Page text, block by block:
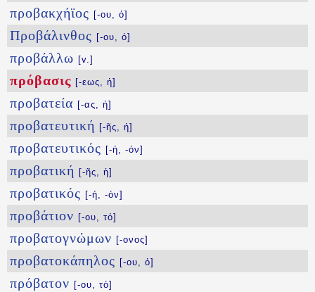
προβακχήϊος [-ου, ὁ]
Προβάλινθος [-ου, ὁ]
προβάλλω [v.]
πρόβασις [-εως, ἡ]
προβατεία [-ας, ἡ]
προβατευτική [-ῆς, ἡ]
προβατευτικός [-ή, -όν]
προβατική [-ῆς, ἡ]
προβατικός [-ή, -όν]
προβάτιον [-ου, τό]
προβατογνώμων [-ονος]
προβατοκάπηλος [-ου, ὁ]
πρόβατον [-ου, τό]